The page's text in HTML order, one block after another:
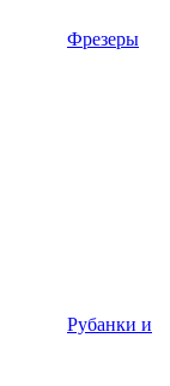
Фрезеры
Рубанки и